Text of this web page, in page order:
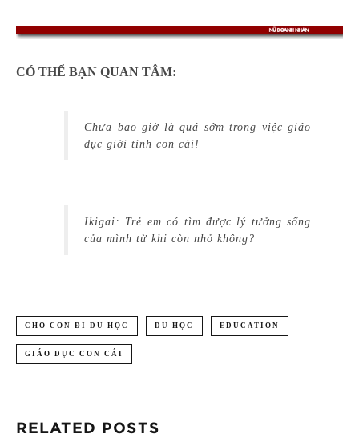
CÓ THỂ BẠN QUAN TÂM:
Chưa bao giờ là quá sớm trong việc giáo
dục giới tính con cái!
Ikigai: Trẻ em có tìm được lý tưởng sống
của mình từ khi còn nhỏ không?
CHO CON ĐI DU HỌC DU HỌC EDUCATION
GIÁO DỤC CON CÁI
RELATED POSTS